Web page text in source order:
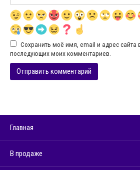
Сохранить моё имя, email и адрес сайта
последующих моих комментариев.
Главная
В продаже